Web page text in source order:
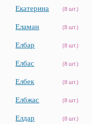
Екатерина (8 шт.)
Еламан (8 шт.)
Елбар (8 шт.)
Елбас (8 шт.)
Елбек (8 шт.)
Елбжас (8 шт.)
Елдар (8 шт.)